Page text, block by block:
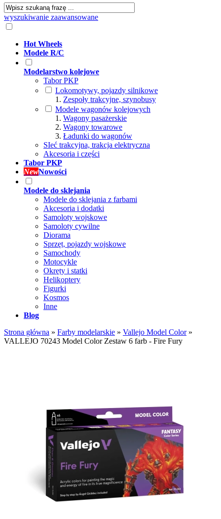
wyszukiwanie zaawansowane
Hot Wheels
Modele R/C
Modelarstwo kolejowe
Tabor PKP
Lokomotywy, pojazdy silnikowe
Zespoły trakcyjne, szynobusy
Modele wagonów kolejowych
Wagony pasażerskie
Wagony towarowe
Ładunki do wagonów
SIeć trakcyjna, trakcja elektryczna
Akcesoria i części
Tabor PKP
NewNowości
Modele do sklejania
Modele do sklejania z farbami
Akcesoria i dodatki
Samoloty wojskowe
Samoloty cywilne
Diorama
Sprzęt, pojazdy wojskowe
Samochody
Motocykle
Okręty i statki
Helikoptery
Figurki
Kosmos
Inne
Blog
Strona główna » Farby modelarskie » Vallejo Model Color»
VALLEJO 70243 Model Color Zestaw 6 farb - Fire Fury